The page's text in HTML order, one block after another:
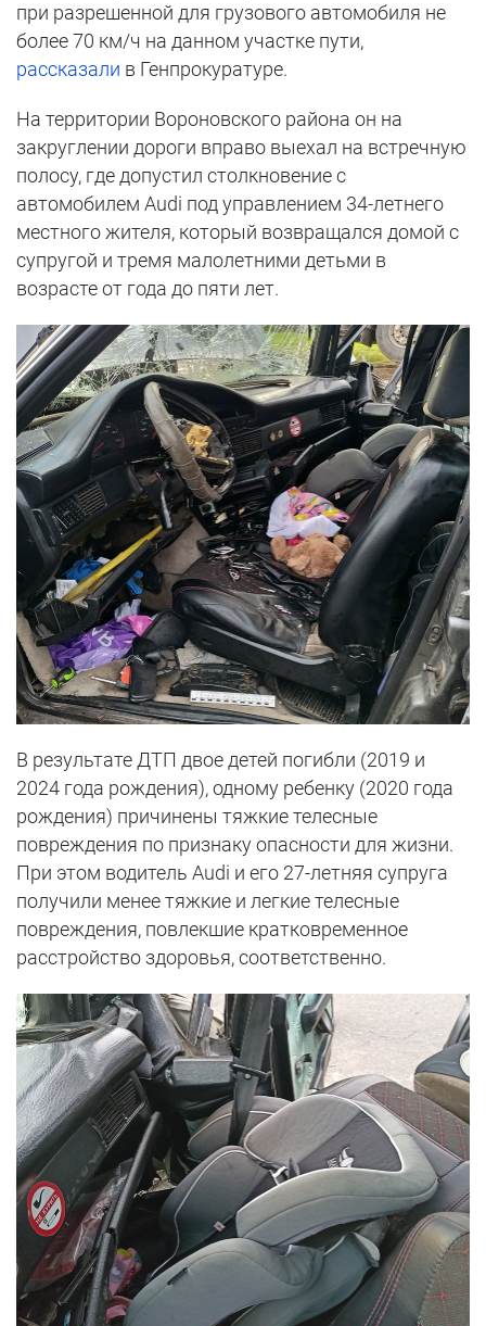
при разрешенной для грузового автомобиля не
более 70 км/ч на данном участке пути,
рассказали в Генпрокуратуре.
На территории Вороновского района он на
закруглении дороги вправо выехал на встречную
полосу, где допустил столкновение с
автомобилем Audi под управлением 34-летнего
местного жителя, который возвращался домой с
супругой и тремя малолетними детьми в
возрасте от года до пяти лет.
В результате ДТП двое детей погибли (2019 и
2024 года рождения), одному ребенку (2020 года
рождения) причинены тяжкие телесные
повреждения по признаку опасности для жизни.
При этом водитель Audi и его 27-летняя супруга
получили менее тяжкие и легкие телесные
повреждения, повлекшие кратковременное
расстройство здоровья, соответственно.